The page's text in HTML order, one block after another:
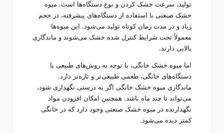
تولید، سرعت خشک کردن و نوع دستگاه‌ها است. میوه
خشک صنعتی با استفاده از دستگاه‌های پیشرفته، در حجم
زیاد و در مدت زمان کوتاه تولید می‌شود. این میوه‌ها
معمولاً تحت شرایط کنترل شده خشک می‌شوند و ماندگاری
بالایی دارند.
اما میوه خشک خانگی، با توجه به روش‌های طبیعی یا
دستگاه‌های خانگی، طعمی طبیعی‌تر و تازه‌تر دارد.
ماندگاری میوه خشک خانگی اگر به درستی نگهداری شود،
می‌تواند تا چند ماه باشد. همچنین امکان افزودن مواد
نگهدارنده در میوه خشک صنعتی وجود دارد که در خانگی
کمتر دیده می‌شود.